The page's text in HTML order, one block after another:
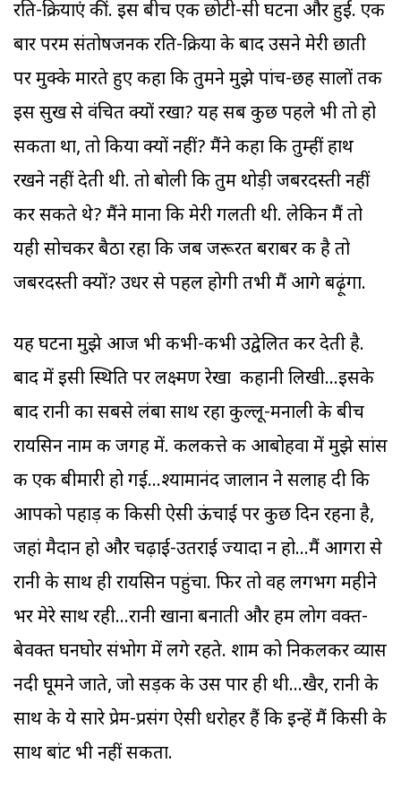
रति-क्रियाएं कीं. इस बीच एक छोटी-सी घटना और हुई. एक
बार परम संतोषजनक रति-क्रिया के बाद उसने मेरी छाती
पर मुक्के मारते हुए कहा कि तुमने मुझे पांच-छह सालों तक
इस सुख से वंचित क्यों रखा? यह सब कुछ पहले भी तो हो
सकता था, तो किया क्यों नहीं? मैंने कहा कि तुम्हीं हाथ
रखने नहीं देती थी. तो बोली कि तुम थोड़ी जबरदस्ती नहीं
कर सकते थे? मैंने माना कि मेरी गलती थी. लेकिन मैं तो
यही सोचकर बैठा रहा कि जब जरूरत बराबर की है तो
जबरदस्ती क्यों? उधर से पहल होगी तभी मैं आगे बढ़ूंगा.
यह घटना मुझे आज भी कभी-कभी उद्वेलित कर देती है.
बाद में इसी स्थिति पर लक्ष्मण रेखा कहानी लिखी...इसके
बाद रानी का सबसे लंबा साथ रहा कुल्लू-मनाली के बीच
रायसिन नाम की जगह में. कलकत्ते की आबोहवा में मुझे सांस
की एक बीमारी हो गई...श्यामानंद जालान ने सलाह दी कि
आपको पहाड़ की किसी ऐसी ऊंचाई पर कुछ दिन रहना है,
जहां मैदान हो और चढ़ाई-उतराई ज्यादा न हो...मैं आगरा से
रानी के साथ ही रायसिन पहुंचा. फिर तो वह लगभग महीने
भर मेरे साथ रही...रानी खाना बनाती और हम लोग वक्त-
बेवक्त घनघोर संभोग में लगे रहते. शाम को निकलकर व्यास
नदी घूमने जाते, जो सड़क के उस पार ही थी...खैर, रानी के
साथ के ये सारे प्रेम-प्रसंग ऐसी धरोहर हैं कि इन्हें मैं किसी के
साथ बांट भी नहीं सकता.